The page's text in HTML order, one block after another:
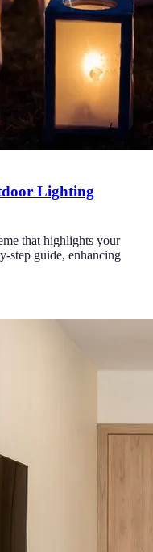
Lighting
that highlights your
step guide, enhancing